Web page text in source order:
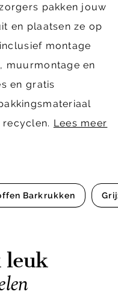
Barkrukken
pakken jouw
en plaatsen ze op
montage
muurmontage en
en gratis
Lees meer
leuk